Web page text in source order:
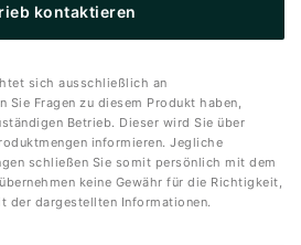
kontaktieren
sich ausschließlich an
Fragen zu diesem Produkt haben,
Betrieb. Dieser wird Sie über
informieren. Jegliche
schließen Sie somit persönlich mit dem
keine Gewähr für die Richtigkeit,
der dargestellten Informationen.